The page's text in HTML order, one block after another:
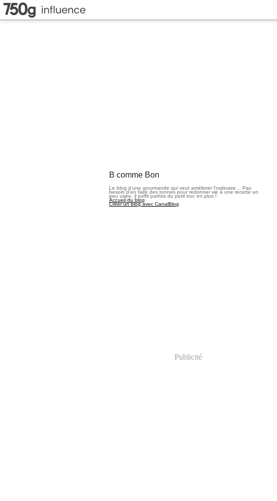
B comme Bon
Le blog d’une gourmande qui veut améliorer l’ordinaire… Pas
besoin d’en faire des tonnes pour redonner vie à une recette un
peu usée, il suffit parfois du petit truc en plus !
Accueil du blog
Créer un blog avec CanalBlog
Publicité